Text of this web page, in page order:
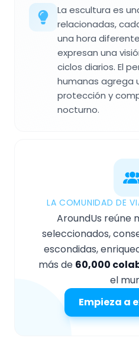
La escultura es
relacionadas,
una hora
expresan una
ciclos diarios. El
humanas agrega
protección y
nocturno.
LA COMUNIDAD DE
AroundUs reúne
seleccionados,
escondidas,
más de 60,000
el
Empieza a